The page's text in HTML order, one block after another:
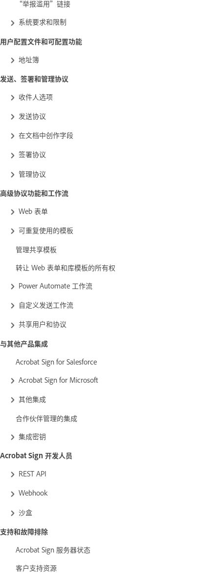
“举报滥用”链接
系统要求和限制
用户配置文件和可配置功能
地址簿
发送、签署和管理协议
收件人选项
发送协议
在文档中创作字段
签署协议
管理协议
高级协议功能和工作流
Web 表单
可重复使用的模板
管理共享模板
转让 Web 表单和库模板的所有权
Power Automate 工作流
自定义发送工作流
共享用户和协议
与其他产品集成
Acrobat Sign for Salesforce
Acrobat Sign for Microsoft
其他集成
合作伙伴管理的集成
集成密钥
Acrobat Sign 开发人员
REST API
Webhook
沙盒
支持和故障排除
Acrobat Sign 服务器状态
客户支持资源